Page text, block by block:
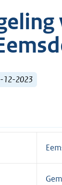
12-2023